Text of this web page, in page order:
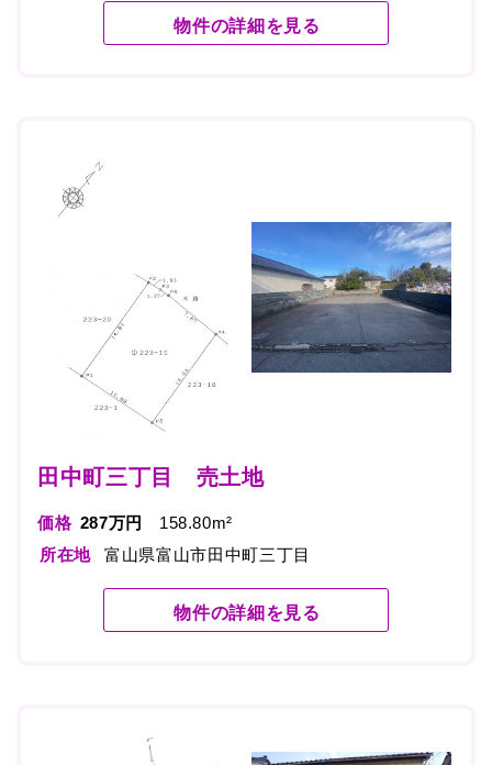
物件の詳細を見る
田中町三丁目 売土地
価格 287万円
158.80m²
所在地 富山県富山市田中町三丁目
物件の詳細を見る